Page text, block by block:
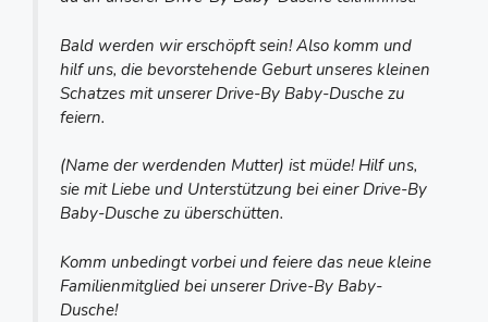
Bald werden wir erschöpft sein! Also komm und
hilf uns, die bevorstehende Geburt unseres kleinen
Schatzes mit unserer Drive-By Baby-Dusche zu
feiern.
(Name der werdenden Mutter) ist müde! Hilf uns,
sie mit Liebe und Unterstützung bei einer Drive-By
Baby-Dusche zu überschütten.
Komm unbedingt vorbei und feiere das neue kleine
Familienmitglied bei unserer Drive-By Baby-
Dusche!